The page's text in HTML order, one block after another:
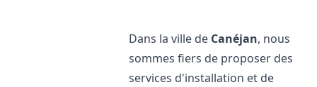
Dans la ville de Canéjan, nous
sommes fiers de proposer des
services d'installation et de